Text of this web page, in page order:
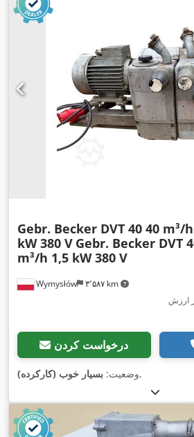
Wymysłów ۳٬۵۸۷ km
Gebr. Becker DVT 40 40 m³/
kW 380 V Gebr. Becker DVT
m³/h 1,5 kW 380 V
ارزش
درخواست کردن
وضعیت: بسیار خوب (کارکرده) ,